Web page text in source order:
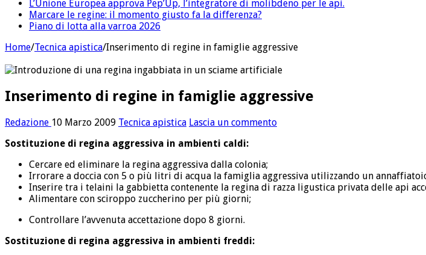
L’Unione Europea approva Pep’Up, l’integratore di molibdeno per le api.
Marcare le regine: il momento giusto fa la differenza?
Piano di lotta alla varroa 2026
Home/Tecnica apistica/Inserimento di regine in famiglie aggressive
Inserimento di regine in famiglie aggressive
Redazione 10 Marzo 2009 Tecnica apistica Lascia un commento
Sostituzione di regina aggressiva in ambienti caldi:
Cercare ed eliminare la regina aggressiva dalla colonia;
Irrorare a doccia con 5 o più litri di acqua la famiglia aggressiva utilizzando un
Inserire tra i telaini la gabbietta contenente la regina di razza ligustica privata delle api
Alimentare con sciroppo zuccherino per più giorni;
Controllare l’avvenuta accettazione dopo 8 giorni.
Sostituzione di regina aggressiva in ambienti freddi: